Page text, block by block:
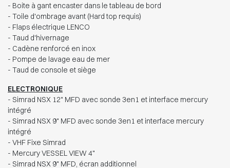
- Boite à gant encaster dans le tableau de bord
- Toile d'ombrage avant (Hard top requis)
- Flaps électrique LENCO
- Taud d'hivernage
- Cadène renforcé en inox
- Pompe de lavage eau de mer
- Taud de console et siège
ELECTRONIQUE
- Simrad NSX 12" MFD avec sonde 3en1 et interface mercury
intégré
- Simrad NSX 9" MFD avec sonde 3en1 et interface mercury
intégré
- VHF Fixe Simrad
- Mercury VESSEL VIEW 4"
- Simrad NSX 9" MFD, écran additionnel